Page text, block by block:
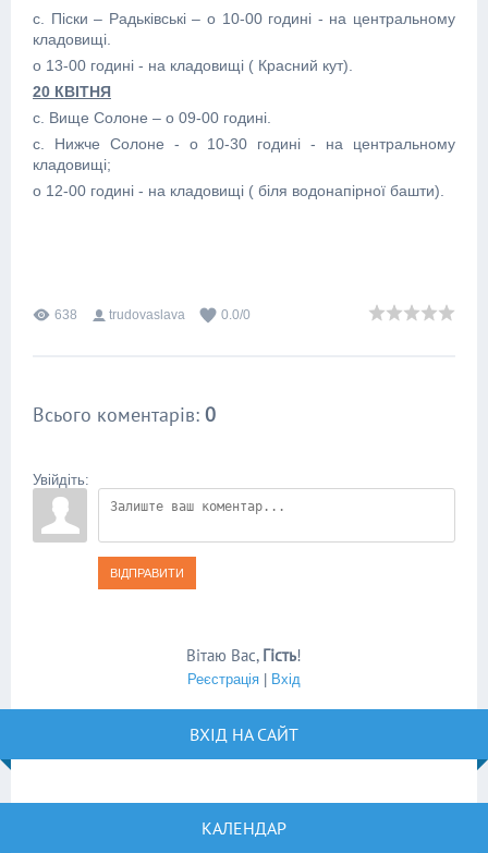
с. Піски – Радьківські – о 10-00 годині - на центральному
кладовищі.
о 13-00 годині - на кладовищі ( Красний кут).
20 КВІТНЯ
с. Вище Солоне – о 09-00 годині.
с. Нижче Солоне - о 10-30 годині - на центральному
кладовищі;
о 12-00 годині - на кладовищі ( біля водонапірної башти).
638 trudovaslava 0.0/0
Всього коментарів: 0
Увійдіть:
ВІДПРАВИТИ
Вітаю Вас, Гість!
Реєстрація Вхід
ВХІД НА САЙТ
КАЛЕНДАР